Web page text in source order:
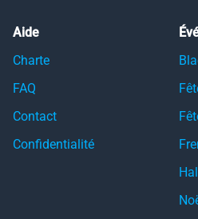
Aide
Charte
FAQ
Contact
Confidentialité